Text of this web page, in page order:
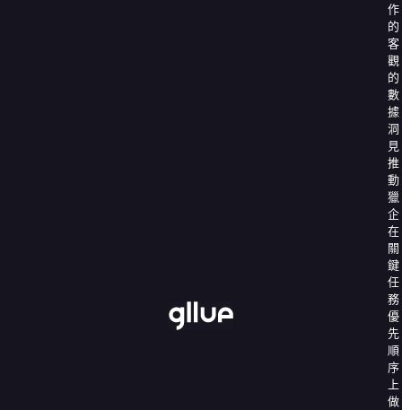
作
的
客
觀
的
數
據
洞
推
動
獵
企
在
關
鍵
任
務
優
先
順
序
上
做